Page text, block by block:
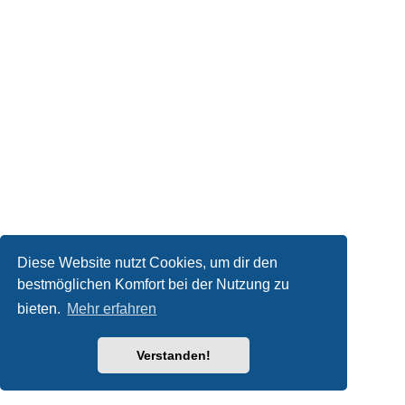
Diese Website nutzt Cookies, um dir den
bestmöglichen Komfort bei der Nutzung zu
bieten. Mehr erfahren
Verstanden!